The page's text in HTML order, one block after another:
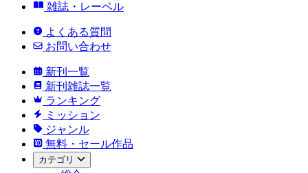
雑誌・レーベル
よくある質問
お問い合わせ
新刊一覧
新刊雑誌一覧
ランキング
ミッション
ジャンル
無料・セール作品
カテゴリ